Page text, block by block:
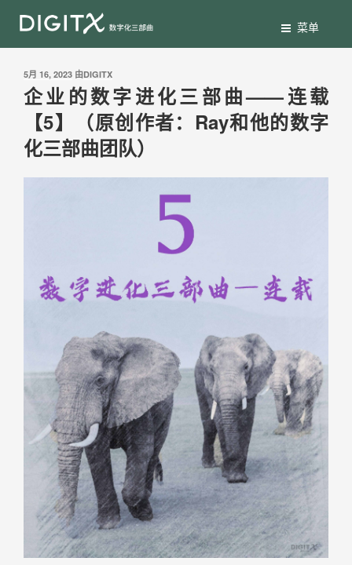
菜单
5月 16, 2023 由DIGITX
企业的数字进化三部曲——连载
【5】（原创作者：Ray和他的数字
化三部曲团队）